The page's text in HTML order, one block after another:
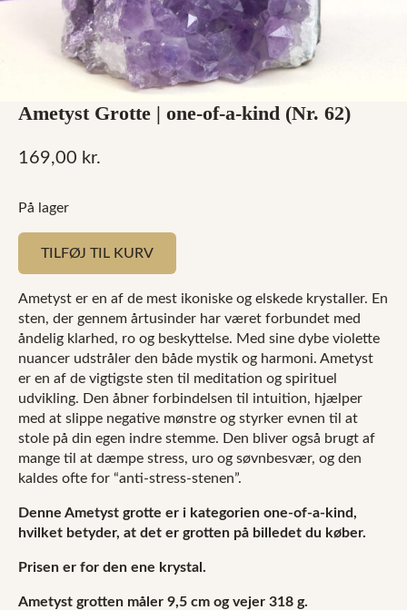
Ametyst Grotte | one-of-a-kind (Nr. 62)
169,00 kr.
På lager
TILFØJ TIL KURV
Ametyst er en af de mest ikoniske og elskede krystaller. En
sten, der gennem årtusinder har været forbundet med
åndelig klarhed, ro og beskyttelse. Med sine dybe violette
nuancer udstråler den både mystik og harmoni. Ametyst
er en af de vigtigste sten til meditation og spirituel
udvikling. Den åbner forbindelsen til intuition, hjælper
med at slippe negative mønstre og styrker evnen til at
stole på din egen indre stemme. Den bliver også brugt af
mange til at dæmpe stress, uro og søvnbesvær, og den
kaldes ofte for “anti-stress-stenen”.
Denne Ametyst grotte er i kategorien one-of-a-kind,
hvilket betyder, at det er grotten på billedet du køber.
Prisen er for den ene krystal.
Ametyst grotten måler 9,5 cm og vejer 318 g.